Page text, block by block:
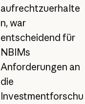
aufrechtzuerhalte
n, war
entscheidend für
NBIMs
Anforderungen an
die
Investmentforschu